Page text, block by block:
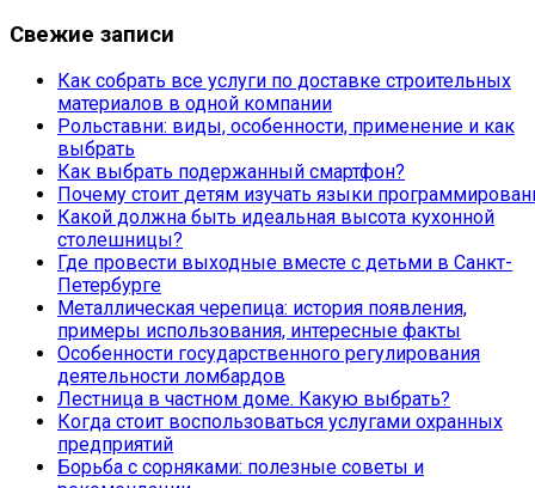
Свежие записи
Как собрать все услуги по доставке строительных
материалов в одной компании
Рольставни: виды, особенности, применение и как
выбрать
Как выбрать подержанный смартфон?
Почему стоит детям изучать языки
Какой должна быть идеальная высота кухонной
столешницы?
Где провести выходные вместе с детьми в Санкт-
Петербурге
Металлическая черепица: история появления,
примеры использования, интересные факты
Особенности государственного регулирования
деятельности ломбардов
Лестница в частном доме. Какую выбрать?
Когда стоит воспользоваться услугами охранных
предприятий
Борьба с сорняками: полезные советы и